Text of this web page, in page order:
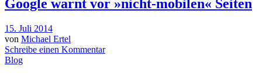
Google warnt vor »nicht-mobilen« Seiten
15. Juli 2014
von Michael Ertel
Schreibe einen Kommentar
Blog